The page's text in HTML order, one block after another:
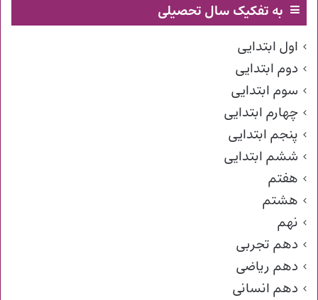
به تفکیک سال تحصیلی
اول ابتدایی
دوم ابتدایی
سوم ابتدایی
چهارم ابتدایی
پنجم ابتدایی
ششم ابتدایی
هفتم
هشتم
نهم
دهم تجربی
دهم ریاضی
دهم انسانی